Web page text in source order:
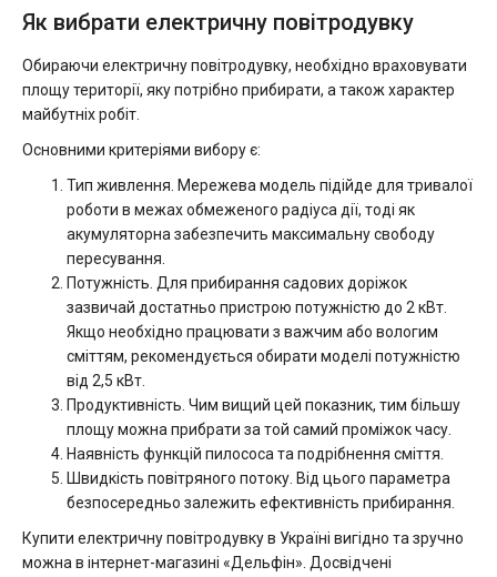
Як вибрати електричну повітродувку
Обираючи електричну повітродувку, необхідно враховувати
площу території, яку потрібно прибирати, а також характер
майбутніх робіт.
Основними критеріями вибору є:
Тип живлення. Мережева модель підійде для тривалої
роботи в межах обмеженого радіуса дії, тоді як
акумуляторна забезпечить максимальну свободу
пересування.
Потужність. Для прибирання садових доріжок
зазвичай достатньо пристрою потужністю до 2 кВт.
Якщо необхідно працювати з важчим або вологим
сміттям, рекомендується обирати моделі потужністю
від 2,5 кВт.
Продуктивність. Чим вищий цей показник, тим більшу
площу можна прибрати за той самий проміжок часу.
Наявність функцій пилососа та подрібнення сміття.
Швидкість повітряного потоку. Від цього параметра
безпосередньо залежить ефективність прибирання.
Купити електричну повітродувку в Україні вигідно та зручно
можна в інтернет-магазині «Дельфін». Досвідчені